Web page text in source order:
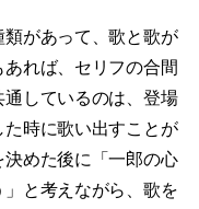
があって、歌と歌が
れば、セリフの合間
しているのは、登場
時に歌い出すことが
めた後に「一郎の心
と考えながら、歌を